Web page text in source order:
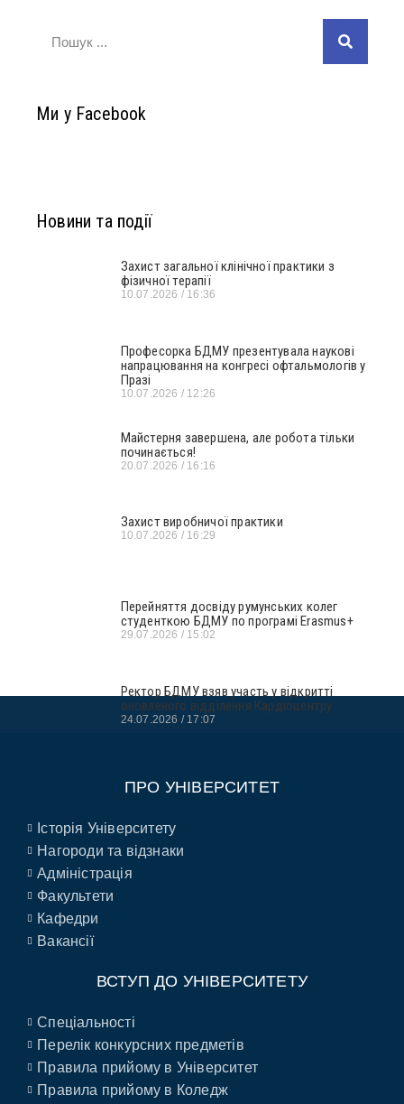
Ми у Facebook
Новини та події
Захист загальної клінічної практики з
фізичної терапії
10.07.2026 16:36
Професорка БДМУ презентувала наукові
напрацювання на конгресі офтальмологів у
Празі
10.07.2026 12:26
Майстерня завершена, але робота тільки
починається!
20.07.2026 16:16
Захист виробничої практики
10.07.2026 16:29
Перейняття досвіду румунських колег
студенткою БДМУ по програмі Erasmus+
29.07.2026 15:02
Ректор БДМУ взяв участь у відкритті
оновленого відділення Кардіоцентру
24.07.2026 17:07
ПРО УНІВЕРСИТЕТ
Історія Університету
Нагороди та відзнаки
Адміністрація
Факультети
Кафедри
Вакансії
ВСТУП ДО УНІВЕРСИТЕТУ
Спеціальності
Перелік конкурсних предметів
Правила прийому в Університет
Правила прийому в Коледж